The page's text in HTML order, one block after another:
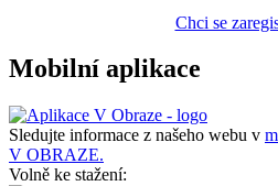
Chci se
Mobilní aplikace
Sledujte informace z našeho webu v
V OBRAZE.
Volně ke stažení: